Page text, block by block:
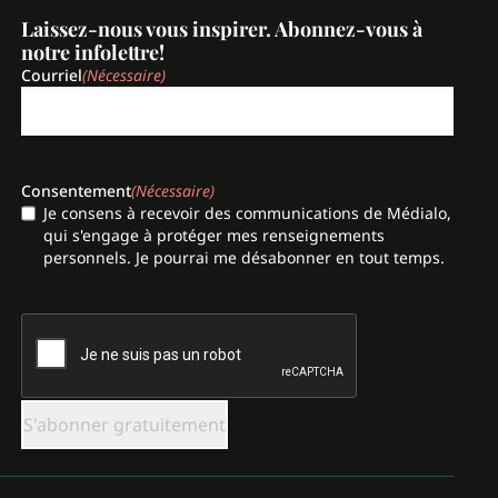
Laissez-nous vous inspirer. Abonnez-vous à
notre infolettre!
Courriel(Nécessaire)
Consentement(Nécessaire)
Je consens à recevoir des communications de Médialo,
qui s'engage à protéger mes renseignements
personnels. Je pourrai me désabonner en tout temps.
CAPTCHA